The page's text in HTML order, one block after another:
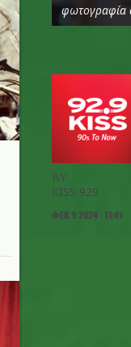
φωτογραφία
BY
KISS 929
ΦΕΒ 9 2024 - 11:41